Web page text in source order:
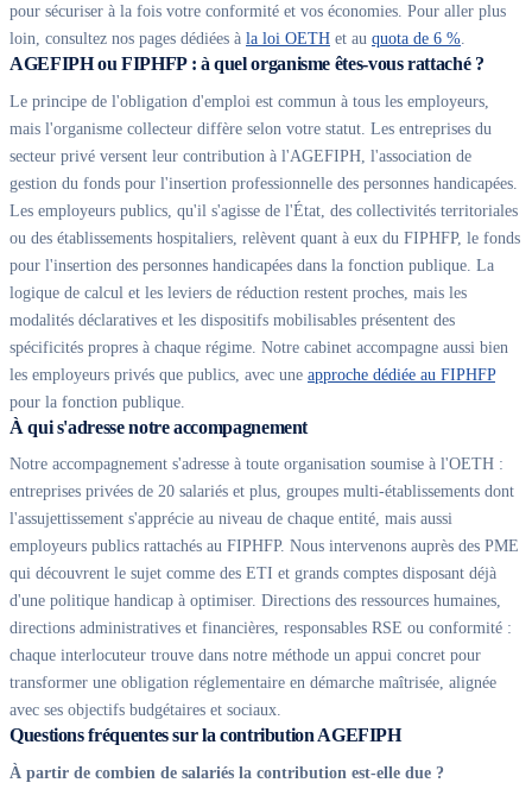
pour sécuriser à la fois votre conformité et vos économies. Pour aller plus
loin, consultez nos pages dédiées à la loi OETH et au quota de 6 %
AGEFIPH ou FIPHFP : à quel organisme êtes-vous rattaché ?
Le principe de l'obligation d'emploi est commun à tous les employeurs,
mais l'organisme collecteur diffère selon votre statut. Les entreprises du
secteur privé versent leur contribution à l'AGEFIPH, l'association de
gestion du fonds pour l'insertion professionnelle des personnes handicapées.
Les employeurs publics, qu'il s'agisse de l'État, des collectivités territoriales
ou des établissements hospitaliers, relèvent quant à eux du FIPHFP, le fonds
pour l'insertion des personnes handicapées dans la fonction publique. La
logique de calcul et les leviers de réduction restent proches, mais les
modalités déclaratives et les dispositifs mobilisables présentent des
spécificités propres à chaque régime. Notre cabinet accompagne aussi bien
les employeurs privés que publics, avec une approche dédiée au FIPHFP
pour la fonction publique.
À qui s'adresse notre accompagnement
Notre accompagnement s'adresse à toute organisation soumise à l'OETH :
entreprises privées de 20 salariés et plus, groupes multi-établissements dont
l'assujettissement s'apprécie au niveau de chaque entité, mais aussi
employeurs publics rattachés au FIPHFP. Nous intervenons auprès des PME
qui découvrent le sujet comme des ETI et grands comptes disposant déjà
d'une politique handicap à optimiser. Directions des ressources humaines,
directions administratives et financières, responsables RSE ou conformité :
chaque interlocuteur trouve dans notre méthode un appui concret pour
transformer une obligation réglementaire en démarche maîtrisée, alignée
avec ses objectifs budgétaires et sociaux.
Questions fréquentes sur la contribution AGEFIPH
À partir de combien de salariés la contribution est-elle due ?